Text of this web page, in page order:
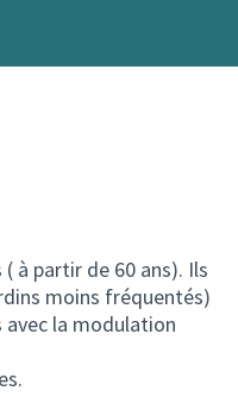
à partir de 60 ans). Ils
moins fréquentés)
la modulation